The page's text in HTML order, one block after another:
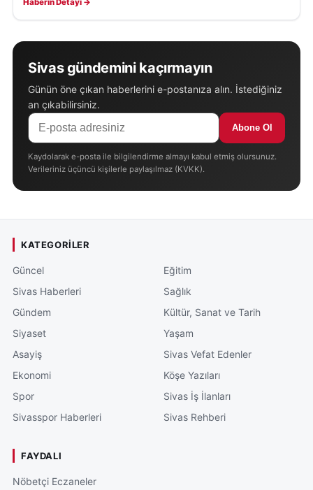
Sivas gündemini kaçırmayın
Günün öne çıkan haberlerini e-postanıza alın. İstediğiniz
an çıkabilirsiniz.
Abone Ol
Kaydolarak e-posta ile bilgilendirme almayı kabul etmiş olursunuz.
Verileriniz üçüncü kişilerle paylaşılmaz (KVKK).
KATEGORILER
Güncel
Sivas Haberleri
Gündem
Siyaset
Asayiş
Ekonomi
Spor
Sivasspor Haberleri
Eğitim
Sağlık
Kültür, Sanat ve Tarih
Yaşam
Sivas Vefat Edenler
Köşe Yazıları
Sivas İş İlanları
Sivas Rehberi
FAYDALI
Nöbetçi Eczaneler